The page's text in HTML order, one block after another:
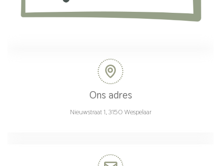
Ons adres
Nieuwstraat 1, 3150 Wespelaar